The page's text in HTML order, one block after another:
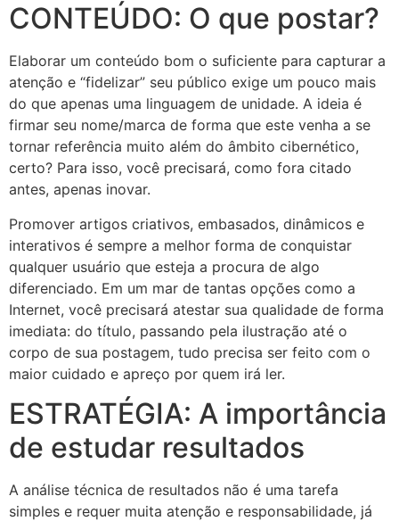
CONTEÚDO: O que postar?
Elaborar um conteúdo bom o suficiente para capturar a
atenção e “fidelizar” seu público exige um pouco mais
do que apenas uma linguagem de unidade. A ideia é
firmar seu nome/marca de forma que este venha a se
tornar referência muito além do âmbito cibernético,
certo? Para isso, você precisará, como fora citado
antes, apenas inovar.
Promover artigos criativos, embasados, dinâmicos e
interativos é sempre a melhor forma de conquistar
qualquer usuário que esteja a procura de algo
diferenciado. Em um mar de tantas opções como a
Internet, você precisará atestar sua qualidade de forma
imediata: do título, passando pela ilustração até o
corpo de sua postagem, tudo precisa ser feito com o
maior cuidado e apreço por quem irá ler.
ESTRATÉGIA: A importância
de estudar resultados
A análise técnica de resultados não é uma tarefa
simples e requer muita atenção e responsabilidade, já